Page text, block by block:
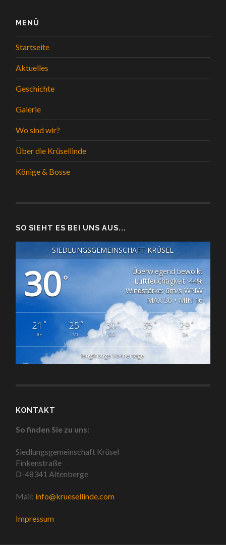
MENÜ
Startseite
Aktuelles
Geschichte
Galerie
Wo sind wir?
Über die Krüsellinde
Könige & Bosse
SO SIEHT ES BEI UNS AUS...
SIEDLUNGSGEMEINSCHAFT KRÜSEL
30°
Überwiegend bewölkt
Luftfeuchtigkeit: 44%
Windstärke: 6m/s WNW
MAX 30 • MIN 16
21 °
DIE
25°
MI
30°
DO
35°
FR
29°
SA
langfristige Vorhersage
KONTAKT
So finden Sie zu uns:
Siedlungsgemeinschaft Krüsel
Finkenstraße
D-48341 Altenberge
Mail: info@kruesellinde.com
Impressum